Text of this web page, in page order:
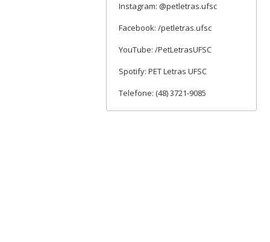
Instagram: @petletras.ufsc
Facebook: /petletras.ufsc
YouTube: /PetLetrasUFSC
Spotify: PET Letras UFSC
Telefone: (48) 3721-9085